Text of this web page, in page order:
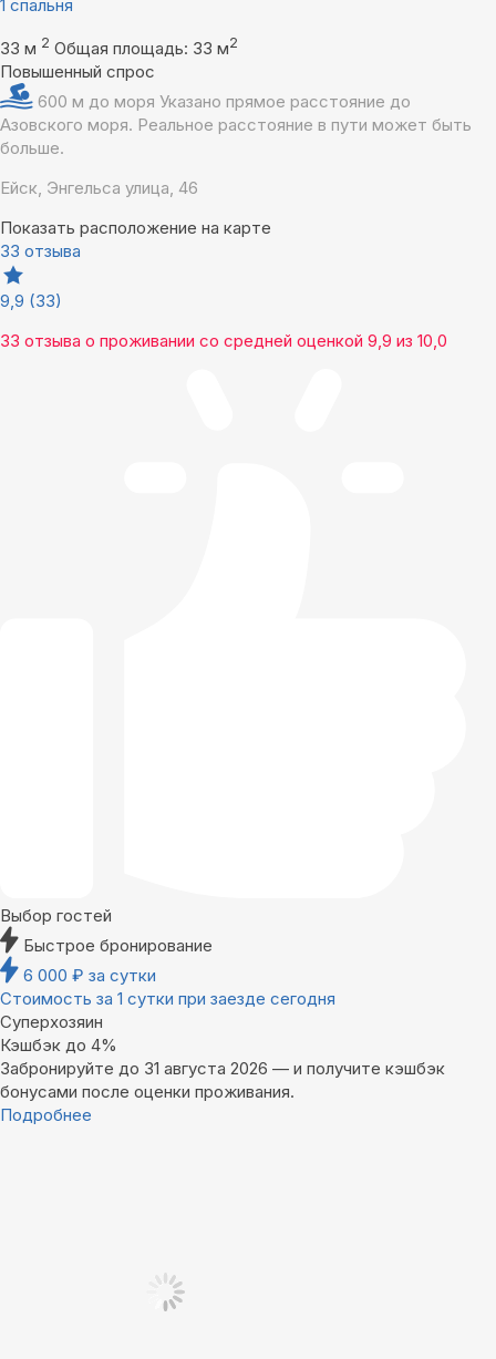
1 спальня
33 м 2 Общая площадь: 33 м2
Повышенный спрос
600 м до моря Указано прямое расстояние до
Азовского моря. Реальное расстояние в пути может быть
больше.
Ейск, Энгельса улица, 46
Показать расположение на карте
33 отзыва
9,9 (33)
33 отзыва о проживании со средней оценкой 9,9 из 10,0
Выбор гостей
Быстрое бронирование
6 000 ₽ за сутки
Стоимость за 1 сутки при заезде сегодня
Суперхозяин
Кэшбэк до 4%
Забронируйте до 31 августа 2026 — и получите кэшбэк
бонусами после оценки проживания.
Подробнее